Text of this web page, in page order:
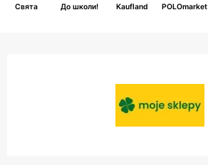
Свята До школи! Kaufland POLOmarket